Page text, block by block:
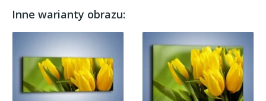
Inne warianty obrazu: